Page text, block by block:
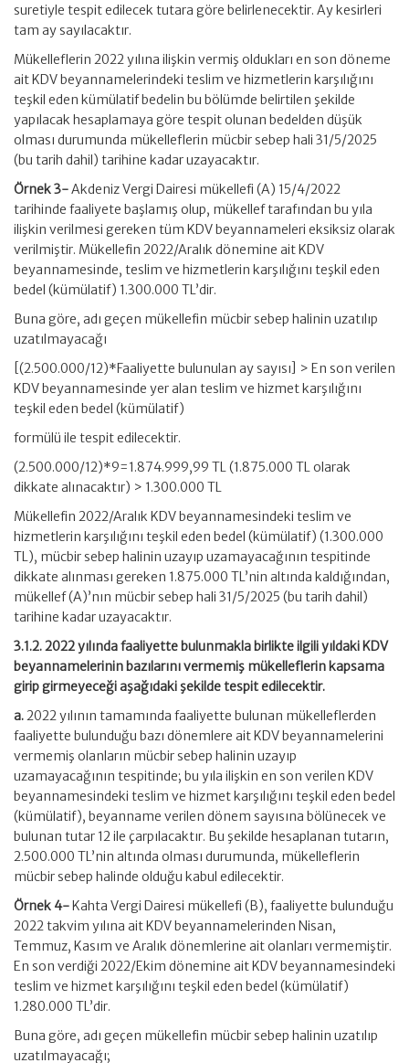
suretiyle tespit edilecek tutara göre belirlenecektir. Ay kesirleri
tam ay sayılacaktır.
Mükelleflerin 2022 yılına ilişkin vermiş oldukları en son döneme
ait KDV beyannamelerindeki teslim ve hizmetlerin karşılığını
teşkil eden kümülatif bedelin bu bölümde belirtilen şekilde
yapılacak hesaplamaya göre tespit olunan bedelden düşük
olması durumunda mükelleflerin mücbir sebep hali 31/5/2025
(bu tarih dahil) tarihine kadar uzayacaktır.
Örnek 3-Akdeniz Vergi Dairesi mükellefi (A) 15/4/2022
tarihinde faaliyete başlamış olup, mükellef tarafından bu yıla
ilişkin verilmesi gereken tüm KDV beyannameleri eksiksiz olarak
verilmiştir. Mükellefin 2022/Aralık dönemine ait KDV
beyannamesinde, teslim ve hizmetlerin karşılığını teşkil eden
bedel (kümülatif) 1.300.000 TL’dir.
Buna göre, adı geçen mükellefin mücbir sebep halinin uzatılıp
uzatılmayacağı
[(2.500.000/12)*Faaliyette bulunulan ay sayısı] > En son verilen
KDV beyannamesinde yer alan teslim ve hizmet karşılığını
teşkil eden bedel (kümülatif)
formülü ile tespit edilecektir.
(2.500.000/12)*9=1.874.999,99 TL (1.875.000 TL olarak
dikkate alınacaktır) > 1.300.000 TL
Mükellefin 2022/Aralık KDV beyannamesindeki teslim ve
hizmetlerin karşılığını teşkil eden bedel (kümülatif) (1.300.000
TL), mücbir sebep halinin uzayıp uzamayacağının tespitinde
dikkate alınması gereken 1.875.000 TL’nin altında kaldığından,
mükellef (A)’nın mücbir sebep hali 31/5/2025 (bu tarih dahil)
tarihine kadar uzayacaktır.
3.1.2. 2022 yılında faaliyette bulunmakla birlikte ilgili yıldaki KDV
beyannamelerinin bazılarını vermemiş mükelleflerin kapsama
girip girmeyeceği aşağıdaki şekilde tespit edilecektir.
a.2022 yılının tamamında faaliyette bulunan mükelleflerden
faaliyette bulunduğu bazı dönemlere ait KDV beyannamelerini
vermemiş olanların mücbir sebep halinin uzayıp
uzamayacağının tespitinde; bu yıla ilişkin en son verilen KDV
beyannamesindeki teslim ve hizmet karşılığını teşkil eden bedel
(kümülatif), beyanname verilen dönem sayısına bölünecek ve
bulunan tutar 12 ile çarpılacaktır. Bu şekilde hesaplanan tutarın,
2.500.000 TL’nin altında olması durumunda, mükelleflerin
mücbir sebep halinde olduğu kabul edilecektir.
Örnek 4-Kahta Vergi Dairesi mükellefi (B), faaliyette bulunduğu
2022 takvim yılına ait KDV beyannamelerinden Nisan,
Temmuz, Kasım ve Aralık dönemlerine ait olanları vermemiştir.
En son verdiği 2022/Ekim dönemine ait KDV beyannamesindeki
teslim ve hizmet karşılığını teşkil eden bedel (kümülatif)
1.280.000 TL’dir.
Buna göre, adı geçen mükellefin mücbir sebep halinin uzatılıp
uzatılmayacağı;